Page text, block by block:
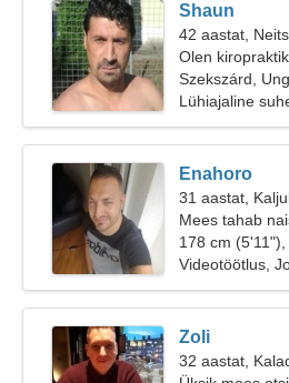
Shaun
42 aastat,
Olen
Szekszárd,
Lühiajaline
Enahoro
31 aastat,
Mees tahab
178 cm
Videotöötlus,
Zoli
32 aastat,